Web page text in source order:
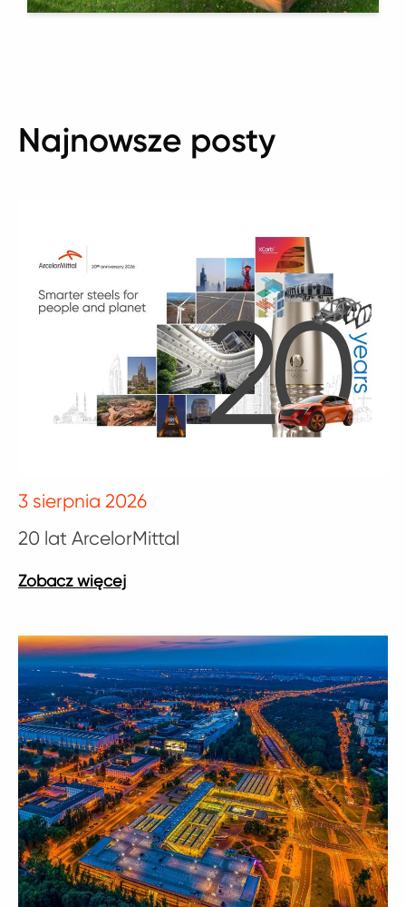
Najnowsze posty
20 lat ArcelorMittal
3 sierpnia 2026